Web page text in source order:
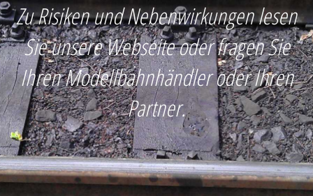
Zu Risiken und Nebenwirkungen lesen
Sie unsere Webseite oder fragen Sie
Ihren Modellbahnhändler oder Ihren
Partner.